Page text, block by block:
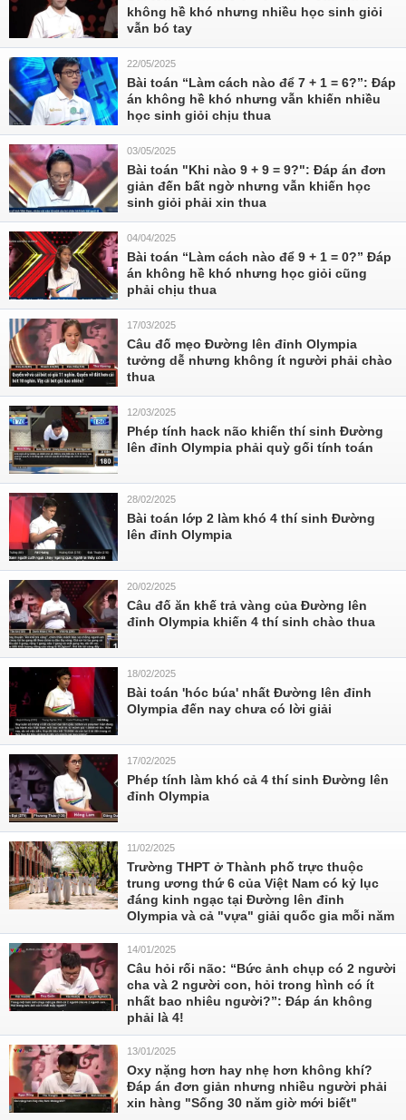
không hề khó nhưng nhiều học sinh giỏi
vẫn bó tay
22/05/2025
Bài toán “Làm cách nào để 7 + 1 = 6?”: Đáp
án không hề khó nhưng vẫn khiến nhiều
học sinh giỏi chịu thua
03/05/2025
Bài toán "Khi nào 9 + 9 = 9?": Đáp án đơn
giản đến bất ngờ nhưng vẫn khiến học
sinh giỏi phải xin thua
04/04/2025
Bài toán “Làm cách nào để 9 + 1 = 0?” Đáp
án không hề khó nhưng học giỏi cũng
phải chịu thua
17/03/2025
Câu đố mẹo Đường lên đỉnh Olympia
tưởng dễ nhưng không ít người phải chào
thua
12/03/2025
Phép tính hack não khiến thí sinh Đường
lên đỉnh Olympia phải quỳ gối tính toán
28/02/2025
Bài toán lớp 2 làm khó 4 thí sinh Đường
lên đỉnh Olympia
20/02/2025
Câu đố ăn khế trả vàng của Đường lên
đỉnh Olympia khiến 4 thí sinh chào thua
18/02/2025
Bài toán 'hóc búa' nhất Đường lên đỉnh
Olympia đến nay chưa có lời giải
17/02/2025
Phép tính làm khó cả 4 thí sinh Đường lên
đỉnh Olympia
11/02/2025
Trường THPT ở Thành phố trực thuộc
trung ương thứ 6 của Việt Nam có kỷ lục
đáng kinh ngạc tại Đường lên đỉnh
Olympia và cả "vựa" giải quốc gia mỗi năm
14/01/2025
Câu hỏi rối não: “Bức ảnh chụp có 2 người
cha và 2 người con, hỏi trong hình có ít
nhất bao nhiêu người?”: Đáp án không
phải là 4!
13/01/2025
Oxy nặng hơn hay nhẹ hơn không khí?
Đáp án đơn giản nhưng nhiều người phải
xin hàng "Sống 30 năm giờ mới biết"